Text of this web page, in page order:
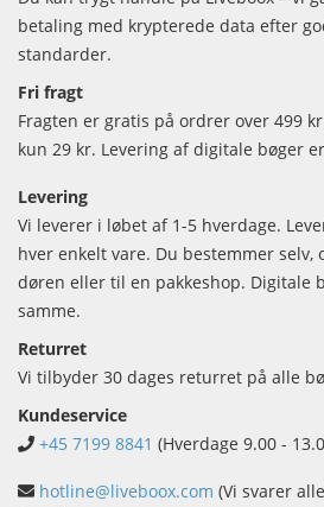
betaling med krypterede data efter
standarder.
Fri fragt
Fragten er gratis på ordrer over 499
kun 29 kr. Levering af digitale bøger
Levering
Vi leverer i løbet af 1-5 hverdage.
hver enkelt vare. Du bestemmer
døren eller til en pakkeshop. Digitale
samme.
Returret
Vi tilbyder 30 dages returret på alle
Kundeservice
+45 7199 8841 (Hverdage 9.00 -
hotline@liveboox.com (Vi svarer